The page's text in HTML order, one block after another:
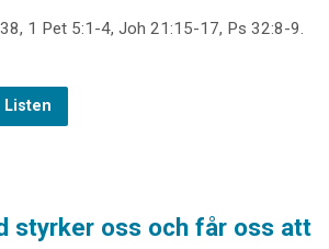
1 Pet 5:1-4, Joh 21:15-17, Ps 32:8-9.
Listen
styrker oss och får oss att